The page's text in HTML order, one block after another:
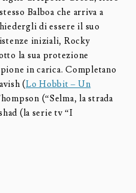
Balboa che arriva a
di essere il suo
iniziali, Rocky
la sua protezione
in carica. Completano
(Lo Hobbit – Un
(“Selma, la strada
(la serie tv “I